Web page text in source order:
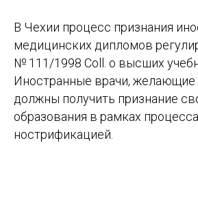
В Чехии процесс признания
медицинских дипломов
№ 111/1998 Coll. о высших
Иностранные врачи, желающие
должны получить признание
образования в рамках
нострификацией.